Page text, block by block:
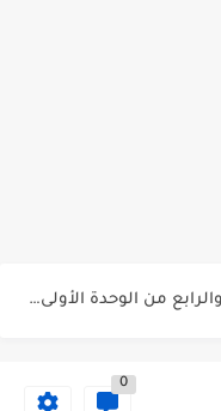
اختبار الدرس الثالث والرابع من الوحدة الأولى مع الحل في...
سلم تصحيح مادة اللغة العربية لشهادة التعليم الاساسي والاعدادية الشرعية...
0